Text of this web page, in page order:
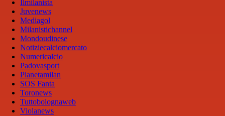
Ilmilanista
Juvenews
Mediagol
Milanistichannel
Mondoudinese
Notiziecalciomercato
Numericalcio
Padovasport
Pianetamilan
SOS Fanta
Toronews
Tuttobolognaweb
Violanews